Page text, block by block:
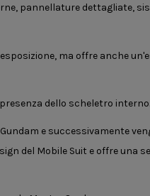
pannellature dettagliate,
ma offre anche
dello scheletro interno.
e successivamente
del Mobile Suit e offre una